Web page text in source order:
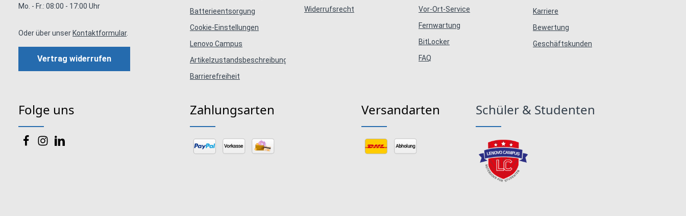
Mo. - Fr.: 08:00 - 17:00 Uhr
Oder über unser Kontaktformular.
Vertrag widerrufen
Batterieentsorgung
Cookie-Einstellungen
Lenovo Campus
Artikelzustandsbeschreibungen
Barrierefreiheit
Widerrufsrecht
Vor-Ort-Service
Fernwartung
BitLocker
FAQ
Karriere
Bewertung
Geschäftskunden
Folge uns Zahlungsarten Versandarten Schüler & Studenten